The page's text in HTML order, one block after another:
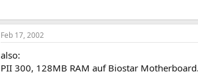
Feb 17, 2002
also:
PII 300, 128MB RAM auf Biostar